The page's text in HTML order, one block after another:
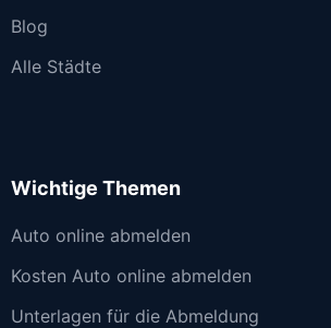
Blog
Alle Städte
Wichtige Themen
Auto online abmelden
Kosten Auto online abmelden
Unterlagen für die Abmeldung